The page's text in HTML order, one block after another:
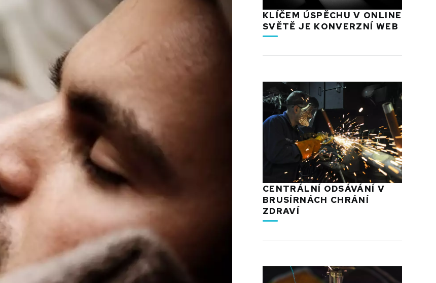
KLÍČEM ÚSPĚCHU V ONLINE
SVĚTĚ JE KONVERZNÍ WEB
CENTRÁLNÍ ODSÁVÁNÍ V
BRUSÍRNÁCH CHRÁNÍ
ZDRAVÍ